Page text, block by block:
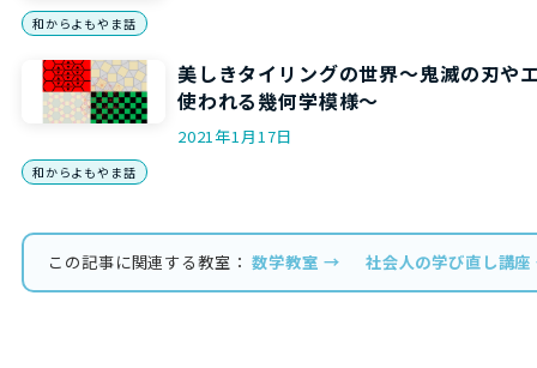
和からよもやま話
美しきタイリングの世界～鬼滅の刃や
使われる幾何学模様～
2021年1月17日
和からよもやま話
この記事に関連する教室：数学教室 → 社会人の学び直し講